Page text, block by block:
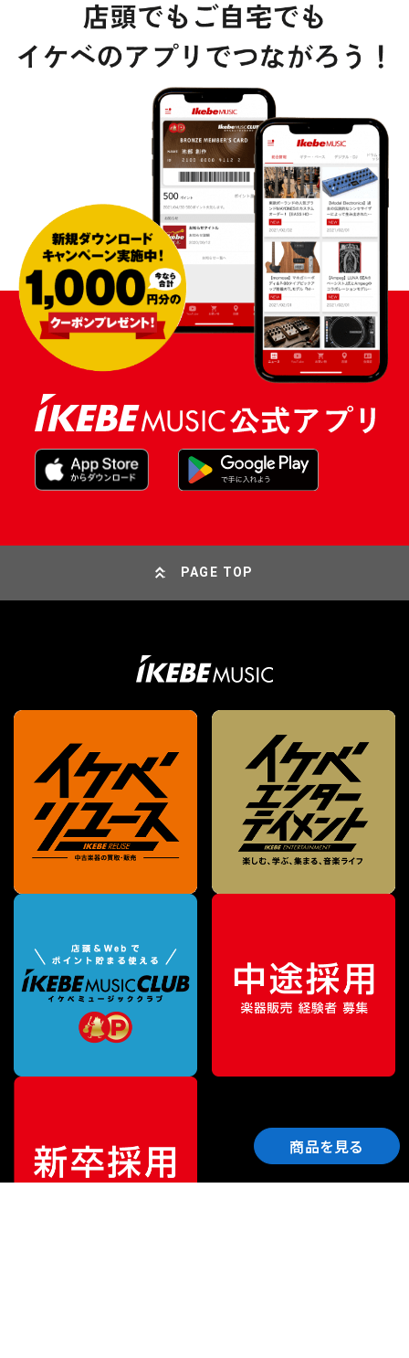
商品を見る
PAGE TOP